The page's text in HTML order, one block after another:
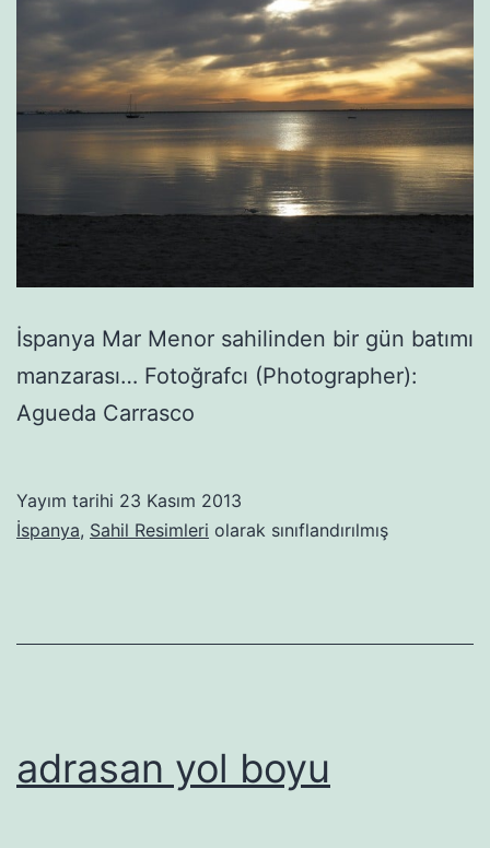
İspanya Mar Menor sahilinden bir gün batımı
manzarası… Fotoğrafcı (Photographer):
Agueda Carrasco
Yayım tarihi 23 Kasım 2013
İspanya, Sahil Resimleri olarak sınıflandırılmış
adrasan yol boyu